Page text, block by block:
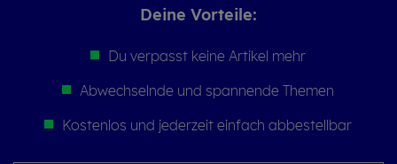
Deine Vor­tei­le:
Du verpasst keine Artikel mehr
Abwechselnde und spannende Themen
Kostenlos und jederzeit einfach abbestellbar